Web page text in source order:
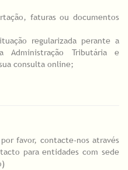
faturas ou documentos
regularizada perante a
Administração Tributária e
consulta online;
favor, contacte-nos através
para entidades com sede